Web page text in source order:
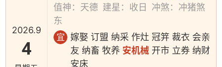
2026.9
4
值神：天德 建星：收日
冲煞：冲猪煞
东
宜
嫁娶 订盟 纳采 作灶 冠笄 裁衣 会亲
友 纳畜 牧养 安机械 开市 立券 纳财
安床